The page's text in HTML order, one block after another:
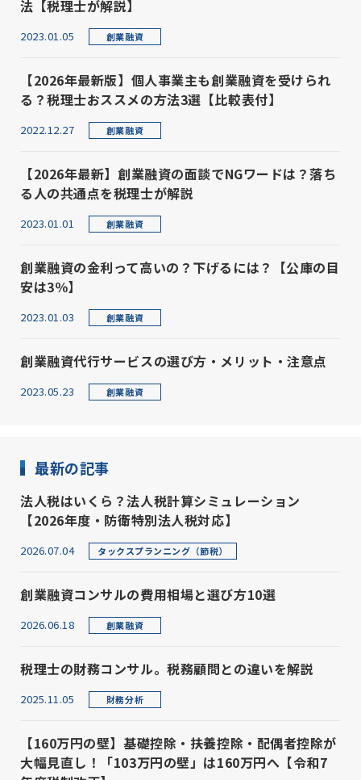
2023.01.05 創業融資
法【税理士が解説】
2022.12.27 創業融資
【2026年最新版】個人事業主も創業融資を受けられ
る？税理士おススメの方法3選【比較表付】
2023.01.01 創業融資
【2026年最新】創業融資の面談でNGワードは？落ち
る人の共通点を税理士が解説
2023.01.03 創業融資
創業融資の金利って高いの？下げるには？【公庫の目
安は3％】
2023.05.23 創業融資
創業融資代行サービスの選び方・メリット・注意点
最新の記事
2026.07.04 タックスプランニング（節税）
法人税はいくら？法人税計算シミュレーション
【2026年度・防衛特別法人税対応】
2026.06.18 創業融資
創業融資コンサルの費用相場と選び方10選
2025.11.05 財務分析
税理士の財務コンサル。税務顧問との違いを解説
【160万円の壁】基礎控除・扶養控除・配偶者控除が
大幅見直し！「103万円の壁」は160万円へ【令和7